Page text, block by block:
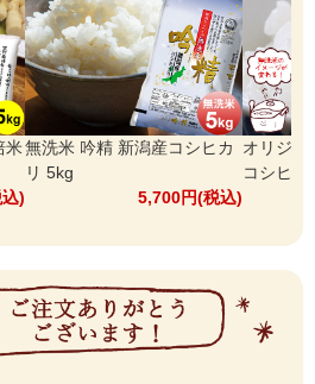
米
)
無洗米 吟精 新潟産コシヒカ
リ 5kg
5,700円(税込)
オリジナ
コシヒカ